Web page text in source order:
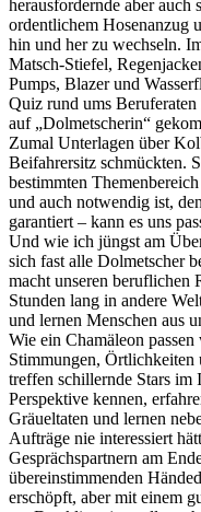
herausfordernde aber
ordentlichem Hosenanzug
hin und her zu wechseln.
Matsch-Stiefel,
Pumps, Blazer und
Quiz rund ums
auf „Dolmetscherin“
Zumal Unterlagen über
Beifahrersitz schmückten.
bestimmten
und auch notwendig ist,
garantiert – kann es uns
Und wie ich jüngst am
sich fast alle Dolmetscher
macht unseren beruflichen
Stunden lang in andere
und lernen Menschen aus
Wie ein Chamäleon
Stimmungen,
treffen schillernde Stars im
Perspektive kennen,
Gräueltaten und lernen
Aufträge nie interessiert
Gesprächspartnern am
übereinstimmenden
erschöpft, aber mit einem